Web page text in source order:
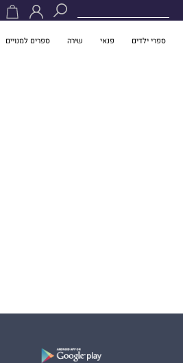
ספרי ילדים פנאי שירה ספרים למנויים